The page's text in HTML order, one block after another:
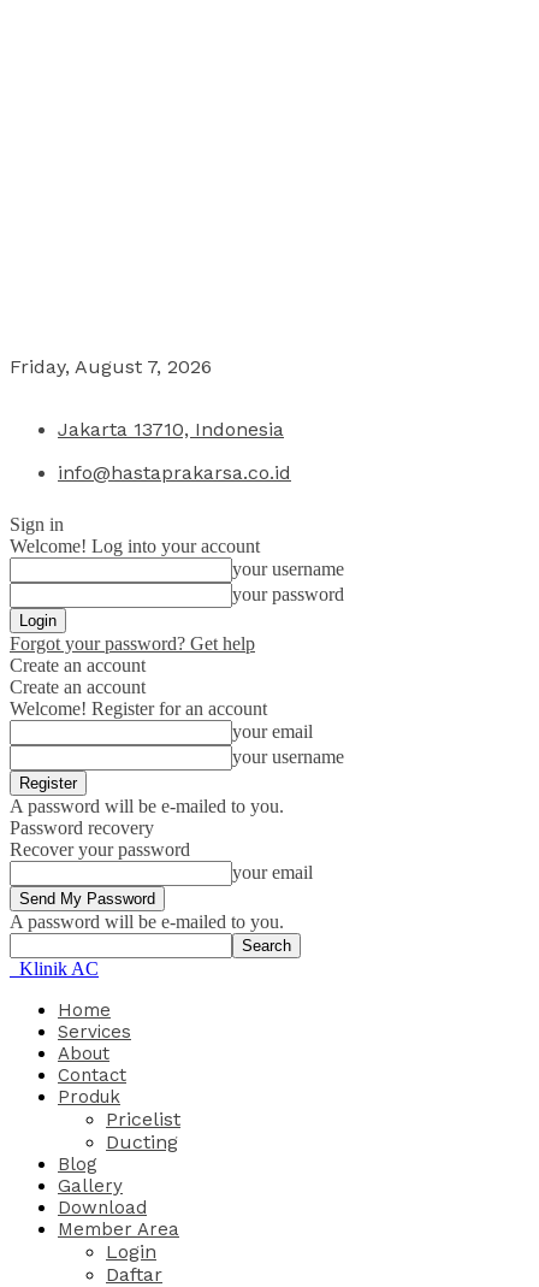
Friday, August 7, 2026
Jakarta 13710, Indonesia
info@hastaprakarsa.co.id
Sign in
Welcome! Log into your account
your username
your password
Forgot your password? Get help
Create an account
Create an account
Welcome! Register for an account
your email
your username
A password will be e-mailed to you.
Password recovery
Recover your password
your email
A password will be e-mailed to you.
Klinik AC
Home
Services
About
Contact
Produk
Pricelist
Ducting
Blog
Gallery
Download
Member Area
Login
Daftar